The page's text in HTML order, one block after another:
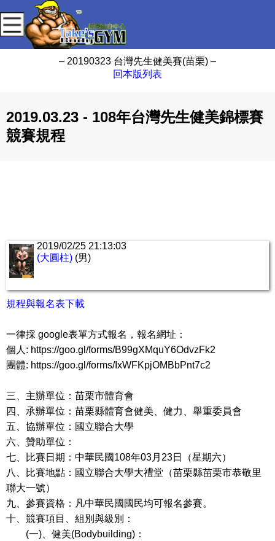
– 20190323 台灣先生健美賽(苗栗) –
回本版列表
2019.03.23 - 108年台灣先生健美錦標賽
競賽規程
2019/02/25 21:13:03
(大圓柱) (男)
規程與報名表下載
一律採 google表單方式報名，報名網址：
個人: https://goo.gl/forms/B99gXMquY6OdvzFk2
團體: https://goo.gl/forms/IxWFKpjOMBbPnt7c2
三、主辦單位：苗栗市體育會
四、承辦單位：苗栗縣體育會健美、健力、舉重委員會
五、協辦單位：國立聯合大學
六、贊助單位：
七、比賽日期：中華民國108年03月23日（星期六）
八、比賽地點：國立聯合大學大禮堂（苗栗縣苗栗市恭敬里
聯大一號）
九、參賽資格：凡中華民國國民均可報名參賽。
十、競賽項目、組別與級別：
(一)、健美(Bodybuilding)：